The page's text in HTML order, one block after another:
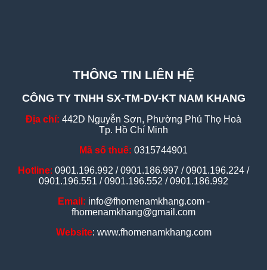
THÔNG TIN LIÊN HỆ
CÔNG TY TNHH SX-TM-DV-KT NAM KHANG
Địa chỉ: 442D Nguyễn Sơn, Phường Phú Thọ Hoà
Tp. Hồ Chí Minh
Mã số thuế: 0315744901
Hotline: 0901.196.992 / 0901.186.997 / 0901.196.224 /
0901.196.551 / 0901.196.552 / 0901.186.992
Email: info@fhomenamkhang.com -
fhomenamkhang@gmail.com
Website: www.fhomenamkhang.com